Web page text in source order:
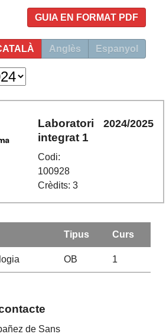
GUIA EN FORMAT PDF
Anglès Espanyol
Laboratori
integrat 1
Codi:
100928
Crèdits: 3
2024/2025
Tipus Curs
OB 1
de Sans